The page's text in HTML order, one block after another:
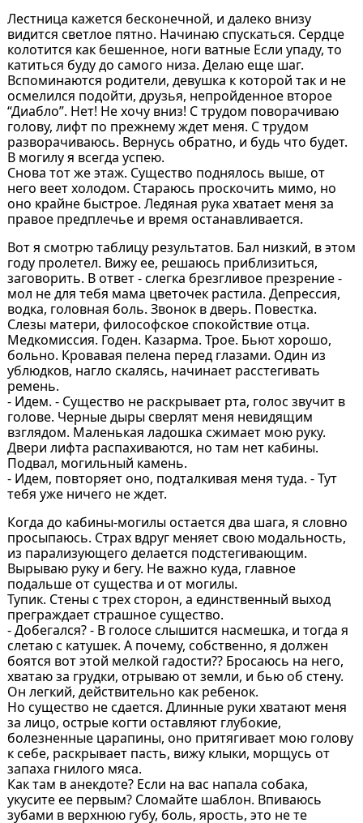
Лестница кажется бесконечной, и далеко внизу
видится светлое пятно. Начинаю спускаться. Сердце
колотится как бешенное, ноги ватные Если упаду, то
катиться буду до самого низа. Делаю еще шаг.
Вспоминаются родители, девушка к которой так и не
осмелился подойти, друзья, непройденное второе
“Диабло”. Нет! Не хочу вниз! С трудом поворачиваю
голову, лифт по прежнему ждет меня. С трудом
разворачиваюсь. Вернусь обратно, и будь что будет.
В могилу я всегда успею.
Снова тот же этаж. Существо поднялось выше, от
него веет холодом. Стараюсь проскочить мимо, но
оно крайне быстрое. Ледяная рука хватает меня за
правое предплечье и время останавливается.
Вот я смотрю таблицу результатов. Бал низкий, в этом
году пролетел. Вижу ее, решаюсь приблизиться,
заговорить. В ответ - слегка брезгливое презрение -
мол не для тебя мама цветочек растила. Депрессия,
водка, головная боль. Звонок в дверь. Повестка.
Слезы матери, философское спокойствие отца.
Медкомиссия. Годен. Казарма. Трое. Бьют хорошо,
больно. Кровавая пелена перед глазами. Один из
ублюдков, нагло скалясь, начинает расстегивать
ремень.
- Идем. - Существо не раскрывает рта, голос звучит в
голове. Черные дыры сверлят меня невидящим
взглядом. Маленькая ладошка сжимает мою руку.
Двери лифта распахиваются, но там нет кабины.
Подвал, могильный камень.
- Идем, повторяет оно, подталкивая меня туда. - Тут
тебя уже ничего не ждет.
Когда до кабины-могилы остается два шага, я словно
просыпаюсь. Страх вдруг меняет свою модальность,
из парализующего делается подстегивающим.
Вырываю руку и бегу. Не важно куда, главное
подальше от существа и от могилы.
Тупик. Стены с трех сторон, а единственный выход
преграждает страшное существо.
- Добегался? - В голосе слышится насмешка, и тогда я
слетаю с катушек. А почему, собственно, я должен
боятся вот этой мелкой гадости?? Бросаюсь на него,
хватаю за грудки, отрываю от земли, и бью об стену.
Он легкий, действительно как ребенок.
Но существо не сдается. Длинные руки хватают меня
за лицо, острые когти оставляют глубокие,
болезненные царапины, оно притягивает мою голову
к себе, раскрывает пасть, вижу клыки, морщусь от
запаха гнилого мяса.
Как там в анекдоте? Если на вас напала собака,
укусите ее первым? Сломайте шаблон. Впиваюсь
зубами в верхнюю губу, боль, ярость, это не те